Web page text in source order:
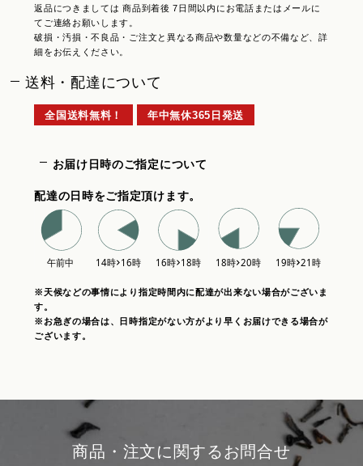
返品につきましては 商品到着後 7日間以内にお電話またはメールに
てご連絡お願いします。
破損・汚損・不良品・ご注文と異なる商品や数量などの不備など、詳
細をお伝えください。
送料・配達について
全国送料無料！ 年中無休365日発送
お届け日時のご指定について
配達の日時をご指定頂けます。
※天候などの事情により指定時間内に配達が出来ない場合がございま
す。
※お急ぎの場合は、日時指定がない方がより早くお届けできる場合が
ございます。
商品・注文に関するお問合せ